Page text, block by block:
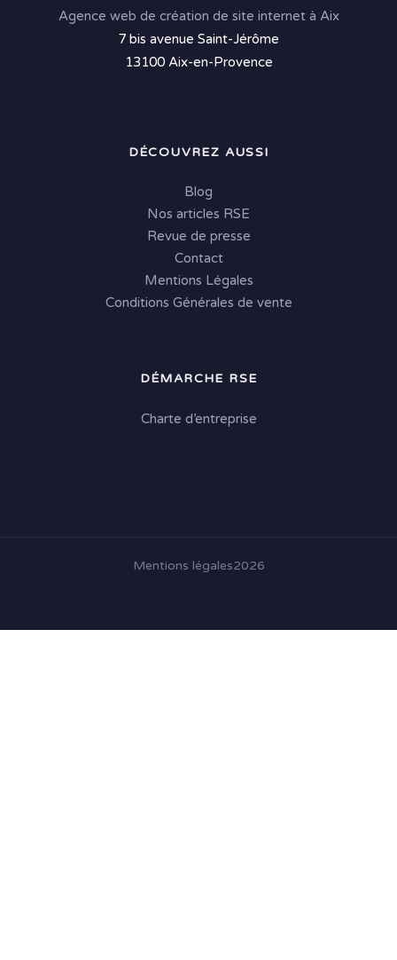
Agence web de création de site internet à Aix
7 bis avenue Saint-Jérôme
13100 Aix-en-Provence
DÉCOUVREZ AUSSI
Blog
Nos articles RSE
Revue de presse
Contact
Mentions Légales
Conditions Générales de vente
DÉMARCHE RSE
Charte d’entreprise
Mentions légales2026